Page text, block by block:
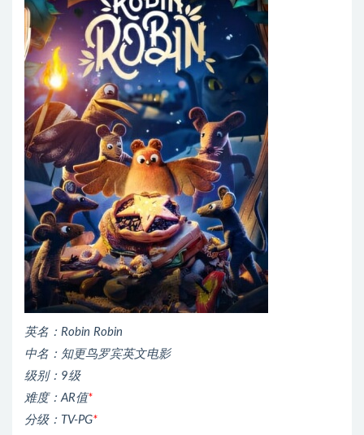
英名：Robin Robin
中名：知更鸟罗宾英文电影
级别：9级
难度：AR值*
分级：TV-PG*